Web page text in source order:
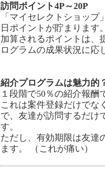
訪問ポイント4P～20P
「マイセレクトショッ
日ポイントが貯まります
加算されるポイントは、
ログラムの成果状況に応
紹介プログラムは魅力的
１段階で50％の紹介報酬
これは案件登録だけでな
で、友達が訪問するだけ
す。
ただし、有効期限は友達
ます。 （これが痛い）